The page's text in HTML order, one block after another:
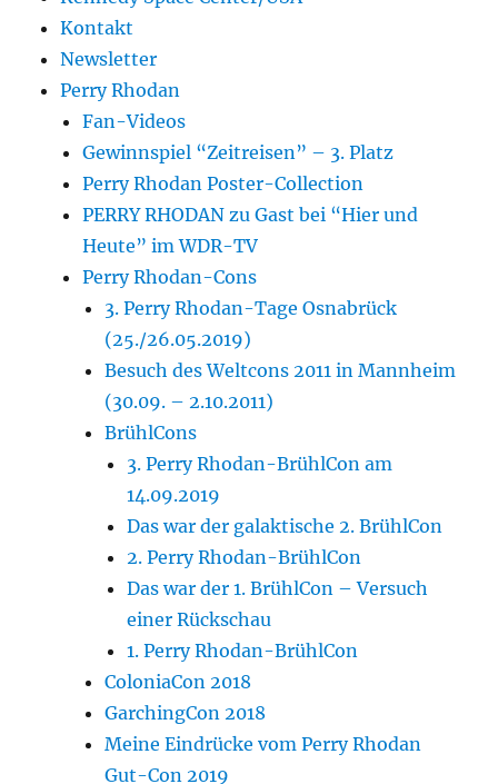
Kontakt
Newsletter
Perry Rhodan
Fan-Videos
Gewinnspiel “Zeitreisen” – 3. Platz
Perry Rhodan Poster-Collection
PERRY RHODAN zu Gast bei “Hier und
Heute” im WDR-TV
Perry Rhodan-Cons
3. Perry Rhodan-Tage Osnabrück
(25./26.05.2019)
Besuch des Weltcons 2011 in Mannheim
(30.09. – 2.10.2011)
BrühlCons
3. Perry Rhodan-BrühlCon am
14.09.2019
Das war der galaktische 2. BrühlCon
2. Perry Rhodan-BrühlCon
Das war der 1. BrühlCon – Versuch
einer Rückschau
1. Perry Rhodan-BrühlCon
ColoniaCon 2018
GarchingCon 2018
Meine Eindrücke vom Perry Rhodan
Gut-Con 2019